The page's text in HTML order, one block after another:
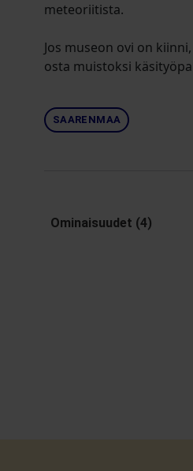
meteoriitista.
Jos museon ovi on
osta muistoksi
SAARENMAA
Ominaisuudet (4)